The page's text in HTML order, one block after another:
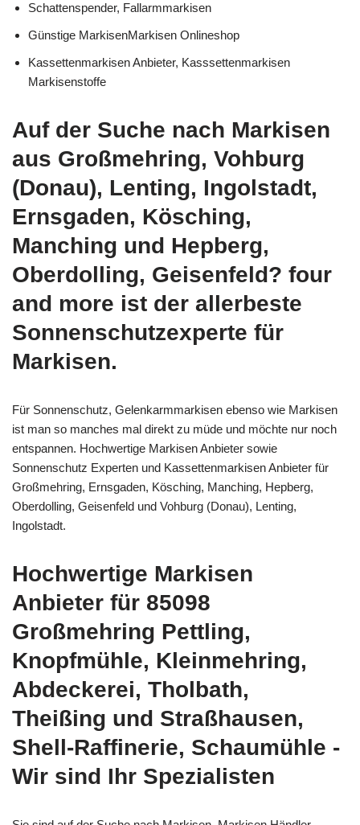
Schattenspender, Fallarmmarkisen
Günstige MarkisenMarkisen Onlineshop
Kassettenmarkisen Anbieter, Kasssettenmarkisen
Markisenstoffe
Auf der Suche nach Markisen
aus Großmehring, Vohburg
(Donau), Lenting, Ingolstadt,
Ernsgaden, Kösching,
Manching und Hepberg,
Oberdolling, Geisenfeld? four
and more ist der allerbeste
Sonnenschutzexperte für
Markisen.
Für Sonnenschutz, Gelenkarmmarkisen ebenso wie Markisen
ist man so manches mal direkt zu müde und möchte nur noch
entspannen. Hochwertige Markisen Anbieter sowie
Sonnenschutz Experten und Kassettenmarkisen Anbieter für
Großmehring, Ernsgaden, Kösching, Manching, Hepberg,
Oberdolling, Geisenfeld und Vohburg (Donau), Lenting,
Ingolstadt.
Hochwertige Markisen
Anbieter für 85098
Großmehring Pettling,
Knopfmühle, Kleinmehring,
Abdeckerei, Tholbath,
Theißing und Straßhausen,
Shell-Raffinerie, Schaumühle -
Wir sind Ihr Spezialisten